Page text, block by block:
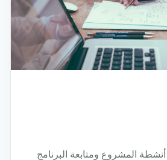
المشروع ومتابعة البرنامج